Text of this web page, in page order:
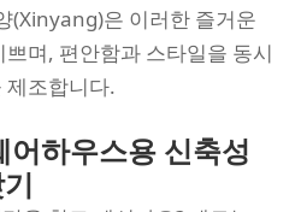
(Xinyang)은 이러한 즐거운
며, 편안함과 스타일을 동시
제조합니다.
어하우스용 신축성